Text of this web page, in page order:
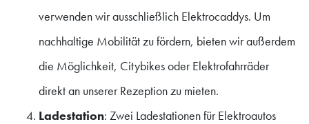
verwenden wir ausschließlich Elektrocaddys. Um
nachhaltige Mobilität zu fördern, bieten wir außerdem
die Möglichkeit, Citybikes oder Elektrofahrräder
direkt an unserer Rezeption zu mieten.
Ladestation: Zwei Ladestationen für Elektroautos